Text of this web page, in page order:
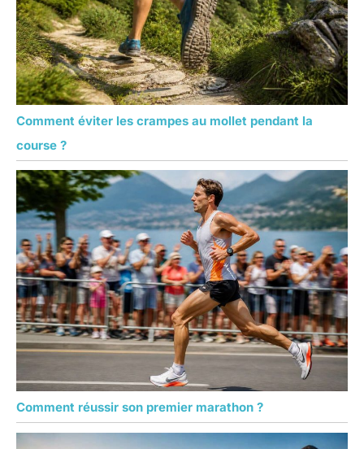
Comment éviter les crampes au mollet pendant la
course ?
Comment réussir son premier marathon ?